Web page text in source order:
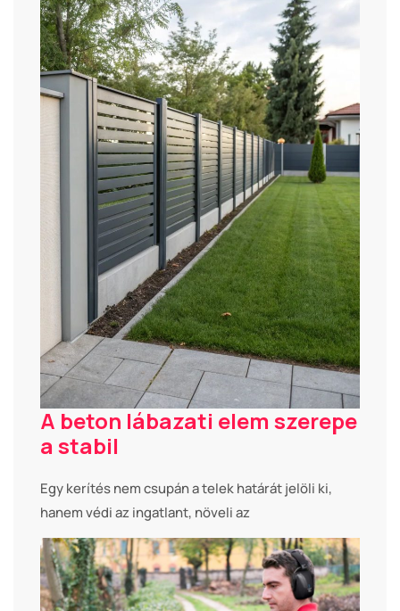
A beton lábazati elem szerepe
a stabil
Egy kerítés nem csupán a telek határát jelöli ki,
hanem védi az ingatlant, növeli az